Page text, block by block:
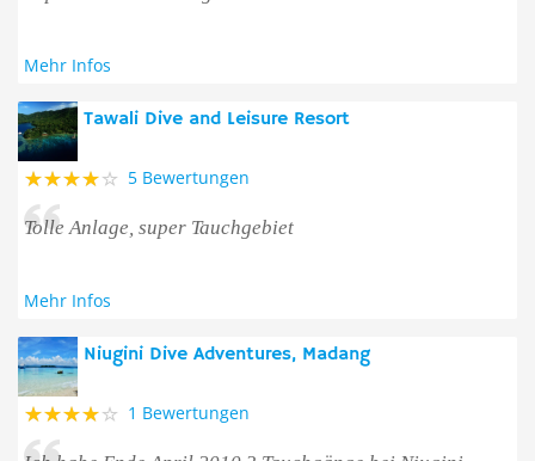
Mehr Infos
Tawali Dive and Leisure Resort
5 Bewertungen
Tolle Anlage, super Tauchgebiet
Mehr Infos
Niugini Dive Adventures, Madang
1 Bewertungen